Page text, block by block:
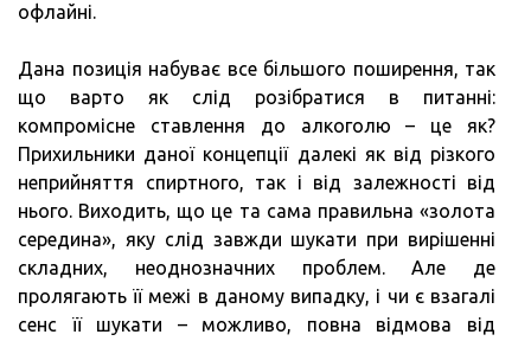
офлайні.
Дана позиція набуває все більшого поширення, так
що варто як слід розібратися в питанні:
компромісне ставлення до алкоголю – це як?
Прихильники даної концепції далекі як від різкого
неприйняття спиртного, так і від залежності від
нього. Виходить, що це та сама правильна «золота
середина», яку слід завжди шукати при вирішенні
складних, неоднозначних проблем. Але де
пролягають її межі в даному випадку, і чи є взагалі
сенс її шукати – можливо, повна відмова від